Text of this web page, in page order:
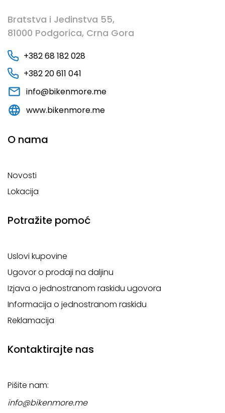
Bratstva i Jedinstva 55,
81000 Podgorica, Crna Gora
+382 68 182 028
+382 20 611 041
info@bikenmore.me
www.bikenmore.me
O nama
Novosti
Lokacija
Potražite pomoć
Uslovi kupovine
Ugovor o prodaji na daljinu
Izjava o jednostranom raskidu ugovora
Informacija o jednostranom raskidu
Reklamacija
Kontaktirajte nas
Pišite nam:
info@bikenmore.me